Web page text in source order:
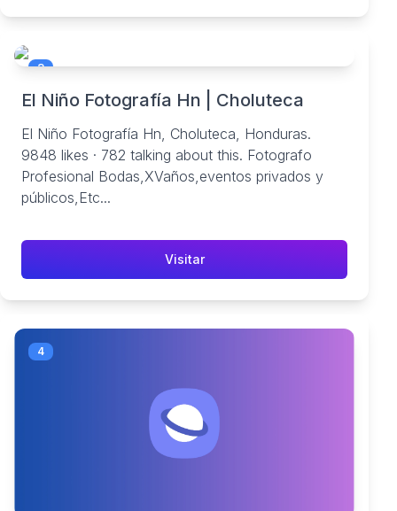
3
El Niño Fotografía Hn | Choluteca
El Niño Fotografía Hn, Choluteca, Honduras.
9848 likes · 782 talking about this. Fotografo
Profesional Bodas,XVaños,eventos privados y
públicos,Etc...
Visitar
4